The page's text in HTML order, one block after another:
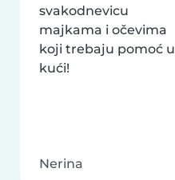
svakodnevicu
majkama i očevima
koji trebaju pomoć u
kući!
Nerina